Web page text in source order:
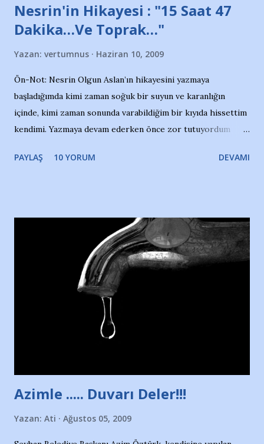
Nesrin'in Hikayesi : "15 Saat 47
Dakika…Ve Toprak…"
Yazan: vertumnus Haziran 10, 2009
Ön-Not: Nesrin Olgun Aslan’ın hikayesini yazmaya
başladığımda kimi zaman soğuk bir suyun ve karanlığın
içinde, kimi zaman sonunda varabildiğim bir kıyıda hissettim
kendimi. Yazmaya devam ederken önce zor tutuyordum
Yazımı, ağlayarak bitirebildim ancak…Kendisinin web
Nesrin’in Hikayesi’ne başlıyorum… 1964 Adana Yüzme
havuzunun kenarında 7 yaşında kara kuru bir kız çocuğu
duruyor. Havuzun içinde Adana Demirspor Kulübü
yüzücüleri. Erkekler çoğunlukta. Küçük kız etrafına bakıyor.
Sadece 4 kız çocuğu var. Nesrin, Adana Demirspor’un 4
kızından biri oluyor o gün…Giriyor havuza. 1973 – 1975
Adana Nesrin, 16 yaşında. Yüzüyor. 7 yaşında girdiği
Türkiye 3.lüğü var. 17 yaşında mar...
PAYLAŞ 10 YORUM DEVAMI
Azimle ..... Duvarı Deler!!!
Yazan: Ati Ağustos 05, 2009